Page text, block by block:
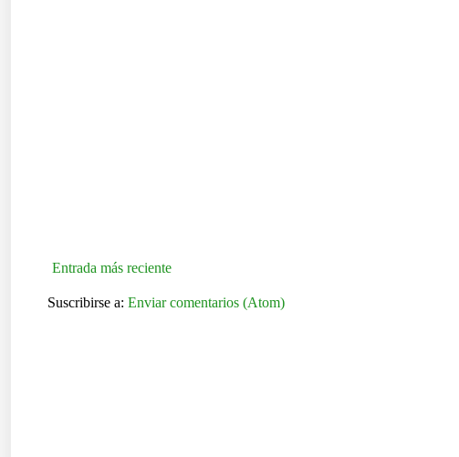
Entrada más reciente
Suscribirse a: Enviar comentarios (Atom)